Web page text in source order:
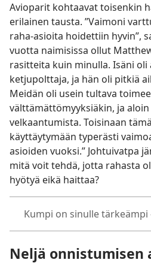
Avioparit kohtaavat toisenkin
erilainen tausta. ”Vaimoni
raha-asioita hoidettiin hyvin”,
vuotta naimisissa ollut
rasitteita kuin minulla. Isäni oli
ketjupolttaja, ja hän oli pitkiä
Meidän oli usein tultava
välttämättömyyksiäkin, ja
velkaantumista. Toisinaan
käyttäytymään typerästi
asioiden vuoksi.” Johtuivatpa
mitä voit tehdä, jotta rahasta
hyötyä eikä haittaa?
Kumpi on sinulle tärkeämpi
Neljä onnistumisen